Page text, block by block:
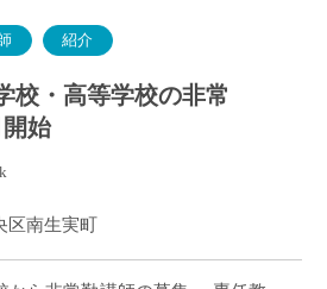
紹介
校・高等学校の非常
始
区南生実町